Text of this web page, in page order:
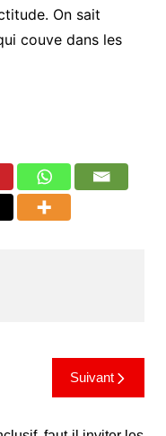
On sait
couve dans les
Suivant